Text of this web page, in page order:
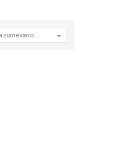
Podrazumevano sortiranje